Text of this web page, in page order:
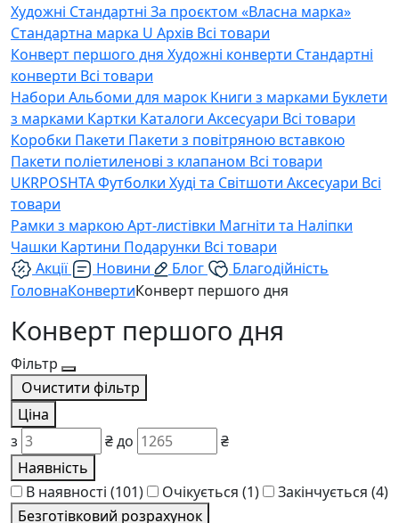
Художні Стандартні За проєктом «Власна марка»
Стандартна марка U Архів Всі товари
Конверт першого дня Художні конверти Стандартні
конверти Всі товари
Набори Альбоми для марок Книги з марками Буклети
з марками Картки Каталоги Аксесуари Всі товари
Коробки Пакети Пакети з повітряною вставкою
Пакети поліетиленові з клапаном Всі товари
UKRPOSHTAФутболки Худі та Світшоти Аксесуари Всі
товари
Рамки з маркоюАрт-листівки Магніти та Наліпки
Чашки Картини Подарунки Всі товари
Акції
Новини Блог
Благодійність
ГоловнаКонвертиКонверт першого дня
Конверт першого дня
Фільтр
Очистити фільтр
Ціна
з
₴до
₴
Наявність
В наявності (101) Очікується (1) Закінчується (4)
Безготівковий розрахунок